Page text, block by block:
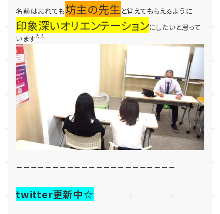
名前は忘れても坊主の先生 と覚えてもらえるように
印象深いオリエンテーションにしたいと思って
います
＝＝＝＝＝＝＝＝＝＝＝＝＝＝＝＝＝＝＝＝＝＝
twitter更新中☆